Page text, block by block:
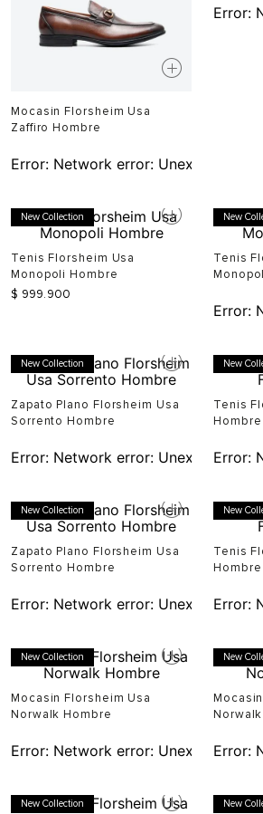
Mocasin Florsheim Usa
Zaffiro Hombre
Error: Network error: Unexpected
Error:
New Collection
Tenis Florsheim Usa
Monopoli Hombre
$ 999.900
New
Tenis
Error:
New Collection
Zapato Plano Florsheim Usa
Sorrento Hombre
Error: Network error: Unexpected
New
Tenis
Hombre
Error:
New Collection
Zapato Plano Florsheim Usa
Sorrento Hombre
Error: Network error: Unexpected
New
Tenis
Hombre
Error:
New Collection
Mocasin Florsheim Usa
Norwalk Hombre
Error: Network error: Unexpected
New
Error:
New Collection New